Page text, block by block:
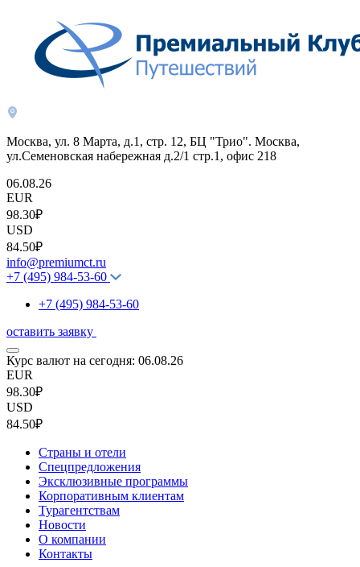
Москва, ул. 8 Марта, д.1, стр. 12, БЦ "Трио". Москва,
ул.Семеновская набережная д.2/1 стр.1, офис 218
06.08.26
EUR
98.30₽
USD
84.50₽
info@premiumct.ru
+7 (495) 984-53-60
+7 (495) 984-53-60
оставить заявку
Курс валют на сегодня: 06.08.26
EUR
98.30₽
USD
84.50₽
Страны и отели
Спецпредложения
Эксклюзивные программы
Корпоративным клиентам
Турагентствам
Новости
О компании
Контакты